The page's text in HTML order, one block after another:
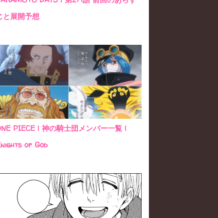
と展開予想
PIECE | 神の騎士団メンバー一覧 |
of God